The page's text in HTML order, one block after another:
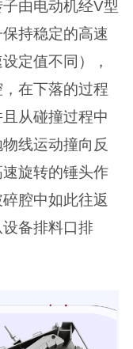
由电动机经V型
持稳定的高速
定值不同），
在下落的过程
从碰撞过程中
线运动撞向反
旋转的锤头作
腔中如此往返
备排料口排